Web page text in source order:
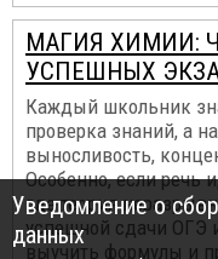
МАГИЯ ХИМИИ:
УСПЕШНЫХ
Каждый школьник
проверка знаний, а
выносливость,
Особенно, если речь
где теория
успешной сдачи ОГЭ
выучить формулы и
Уведомление о
данных